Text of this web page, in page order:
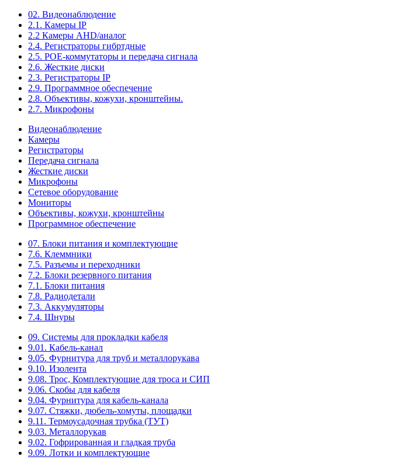
02. Видеонаблюдение
2.1. Камеры IP
2.2 Камеры AHD/аналог
2.4. Регистраторы гибртдные
2.5. РОЕ-коммутаторы и передача сигнала
2.6. Жесткие диски
2.3. Регистраторы IP
2.9. Программное обеспечение
2.8. Объективы, кожухи, кронштейны.
2.7. Микрофоны
Видеонаблюдение
Камеры
Регистраторы
Передача сигнала
Жесткие диски
Микрофоны
Сетевое оборудование
Мониторы
Объективы, кожухи, кронштейны
Программное обеспечение
07. Блоки питания и комплектующие
7.6. Клеммники
7.5. Разъемы и переходники
7.2. Блоки резервного питания
7.1. Блоки питания
7.8. Радиодетали
7.3. Аккумуляторы
7.4. Шнуры
09. Системы для прокладки кабеля
9.01. Кабель-канал
9.05. Фурнитура для труб и металлорукава
9.10. Изолента
9.08. Трос, Комплектующие для троса и СИП
9.06. Скобы для кабеля
9.04. Фурнитура для кабель-канала
9.07. Стяжки, дюбель-хомуты, площадки
9.11. Термоусадочная трубка (ТУТ)
9.03. Металлорукав
9.02. Гофрированная и гладкая труба
9.09. Лотки и комплектующие